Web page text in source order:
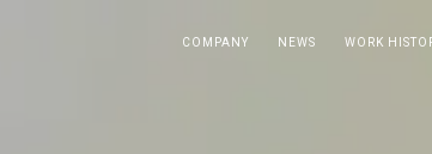
COMPANY NEWS WORK